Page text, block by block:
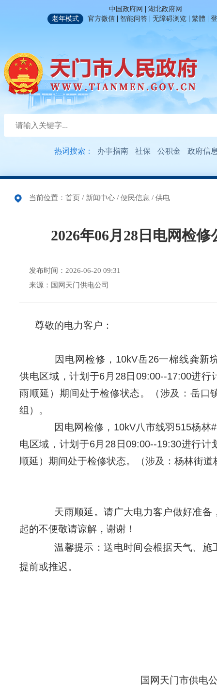
中国政府网 | 湖北政府网
老年模式
官方微信 | 智能问答 | 无障碍浏览 | 繁體 |
热词搜索： 办事指南 社保 公积金 政府信
当前位置： 首页 / 新闻中心 / 便民信息 / 供电
2026年06月28日电网检修
发布时间：2026-06-20 09:31
来源：国网天门供电公司
尊敬的电力客户：
因电网检修，10kV岳26一棉线龚新
供电区域，计划于6月28日09:00--17:00进行
雨顺延）期间处于检修状态。（涉及：岳口
组）。
因电网检修，10kV八市线羽515杨林
电区域，计划于6月28日09:00--19:30进行计
顺延）期间处于检修状态。（涉及：杨林街道
天雨顺延。请广大电力客户做好准备
起的不便敬请谅解，谢谢！
温馨提示：送电时间会根据天气、施
提前或推迟。
国网天门市供电公